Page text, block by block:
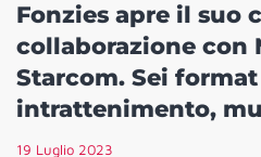
Fonzies apre il suo
collaborazione con
Starcom. Sei
intrattenimento,
19 Luglio 2023